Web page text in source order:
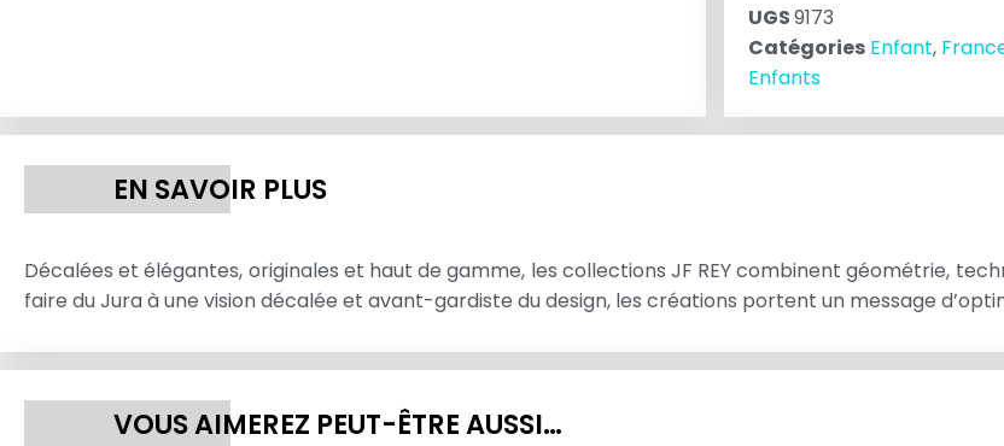
UGS9173
Catégories Enfant,
Enfants
EN SAVOIR PLUS
Décalées et élégantes, originales et haut de gamme, les collections JF REY combinent géométrie,
faire du Jura à une vision décalée et avant-gardiste du design, les créations portent un message
VOUS AIMEREZ PEUT-ÊTRE AUSSI…